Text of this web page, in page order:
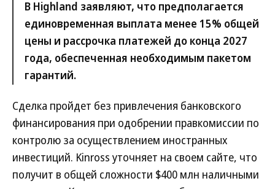
В Highland заявляют, что предполагается
единовременная выплата менее 15% общей
цены и рассрочка платежей до конца 2027
года, обеспеченная необходимым пакетом
гарантий.
Сделка пройдет без привлечения банковского
финансирования при одобрении правкомиссии по
контролю за осуществлением иностранных
инвестиций. Kinross уточняет на своем сайте, что
получит в общей сложности $400 млн наличными